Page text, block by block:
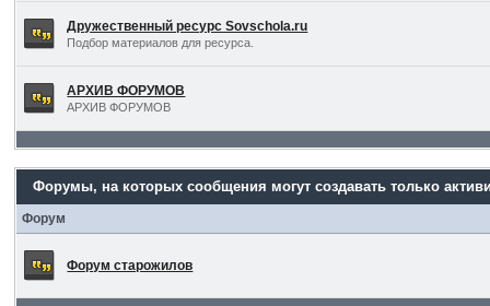
Дружественный ресурс Sovschola.ru
Подбор материалов для ресурса.
АРХИВ ФОРУМОВ
АРХИВ ФОРУМОВ
Форумы, на которых сообщения могут создавать только
Форум
Форум старожилов